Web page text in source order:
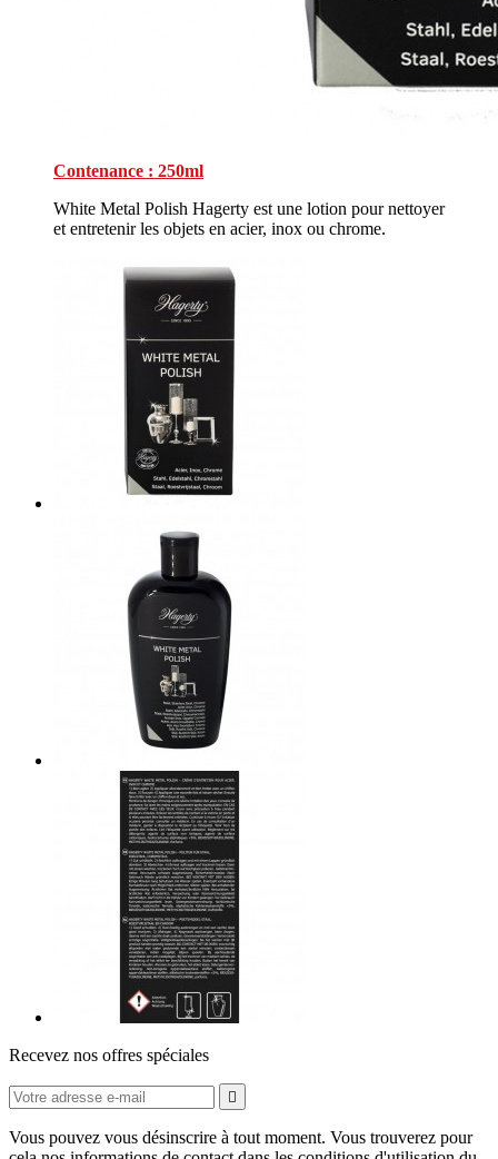
Contenance : 250ml
White Metal Polish Hagerty est une lotion pour nettoyer
et entretenir les objets en acier, inox ou chrome.
Recevez nos offres spéciales

Vous pouvez vous désinscrire à tout moment. Vous trouverez pour